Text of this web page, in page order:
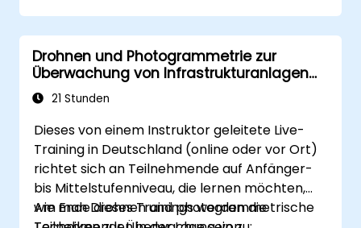
Drohnen und Photogrammetrie zur
Überwachung von Infrastrukturanlagen
im Bauwesen
21 Stunden
Dieses von einem Instruktor geleitete Live-
Training in Deutschland (online oder vor Ort)
richtet sich an Teilnehmende auf Anfänger-
bis Mittelstufenniveau, die lernen möchten,
wie man Drohnen und photogrammetrische
Am Ende dieses Trainings werden die